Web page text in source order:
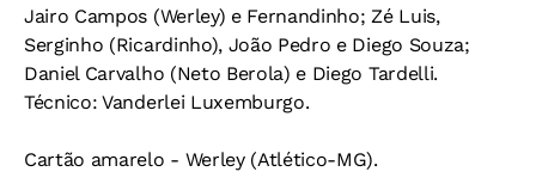
Jairo Campos (Werley) e Fernandinho; Zé Luis,
Serginho (Ricardinho), João Pedro e Diego Souza;
Daniel Carvalho (Neto Berola) e Diego Tardelli.
Técnico: Vanderlei Luxemburgo.
Cartão amarelo - Werley (Atlético-MG).